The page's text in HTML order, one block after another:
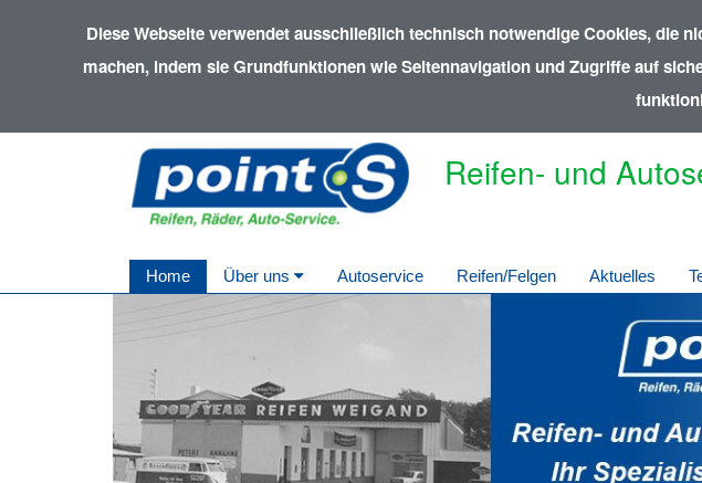
Diese Webseite verwendet ausschließlich technisch notwendige Cookies, die
machen, indem sie Grundfunktionen wie Seitennavigation und Zugriffe auf
Reifen- und
Home Über uns Autoservice Reifen/Felgen Aktuelles